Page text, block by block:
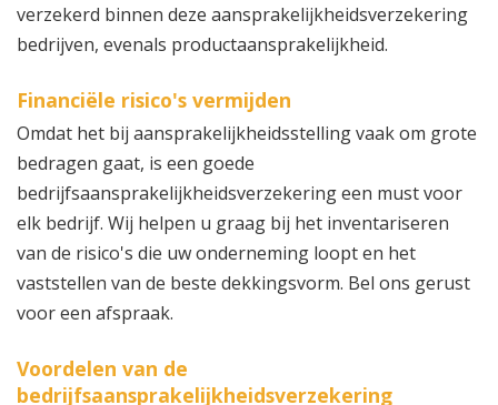
verzekerd binnen deze aansprakelijkheidsverzekering
bedrijven, evenals productaansprakelijkheid.
Financiële risico's vermijden
Omdat het bij aansprakelijkheidsstelling vaak om grote
bedragen gaat, is een goede
bedrijfsaansprakelijkheidsverzekering een must voor
elk bedrijf. Wij helpen u graag bij het inventariseren
van de risico's die uw onderneming loopt en het
vaststellen van de beste dekkingsvorm. Bel ons gerust
voor een afspraak.
Voordelen van de
bedrijfsaansprakelijkheidsverzekering